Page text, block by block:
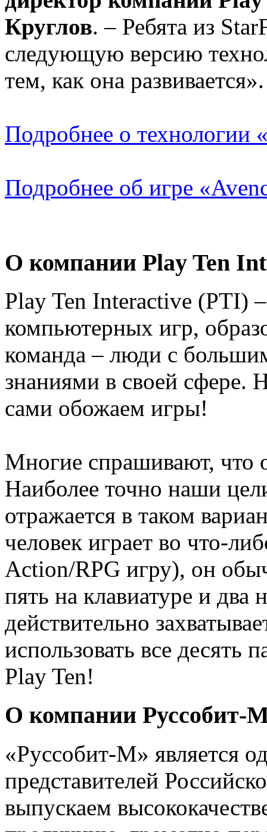
Круглов. – Ребята из
следующую версию
тем, как она развивается».
Подробнее о технологии
Подробнее об игре
О компании Play Ten
Play Ten Interactive (PTI)
компьютерных игр,
команда – люди с
знаниями в своей сфере.
сами обожаем игры!
Многие спрашивают, что
Наиболее точно наши
отражается в таком
человек играет во что-
Action/RPG игру), он
пять на клавиатуре и
действительно
использовать все десять
Play Ten!
О компании Руссобит-
«Руссобит-М» является
представителей
выпускаем